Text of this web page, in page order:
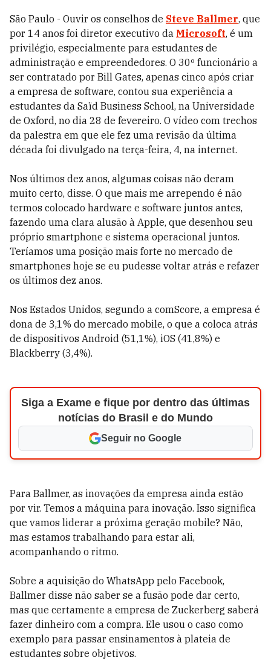
São Paulo - Ouvir os conselhos de Steve Ballmer, que
por 14 anos foi diretor executivo da Microsoft, é um
privilégio, especialmente para estudantes de
administração e empreendedores. O 30º funcionário a
ser contratado por Bill Gates, apenas cinco após criar
a empresa de software, contou sua experiência a
estudantes da Saïd Business School, na Universidade
de Oxford, no dia 28 de fevereiro. O vídeo com trechos
da palestra em que ele fez uma revisão da última
década foi divulgado na terça-feira, 4, na internet.
Nos últimos dez anos, algumas coisas não deram
muito certo, disse. O que mais me arrependo é não
termos colocado hardware e software juntos antes,
fazendo uma clara alusão à Apple, que desenhou seu
próprio smartphone e sistema operacional juntos.
Teríamos uma posição mais forte no mercado de
smartphones hoje se eu pudesse voltar atrás e refazer
os últimos dez anos.
Nos Estados Unidos, segundo a comScore, a empresa é
dona de 3,1% do mercado mobile, o que a coloca atrás
de dispositivos Android (51,1%), iOS (41,8%) e
Blackberry (3,4%).
Siga a Exame e fique por dentro das últimas
notícias do Brasil e do Mundo
Seguir no Google
Para Ballmer, as inovações da empresa ainda estão
por vir. Temos a máquina para inovação. Isso significa
que vamos liderar a próxima geração mobile? Não,
mas estamos trabalhando para estar ali,
acompanhando o ritmo.
Sobre a aquisição do WhatsApp pelo Facebook,
Ballmer disse não saber se a fusão pode dar certo,
mas que certamente a empresa de Zuckerberg saberá
fazer dinheiro com a compra. Ele usou o caso como
exemplo para passar ensinamentos à plateia de
estudantes sobre objetivos.